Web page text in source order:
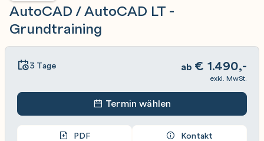
AutoCAD / AutoCAD LT -
Grundtraining
3 Tage ab € 1.490,-
exkl. MwSt.
Termin wählen
PDF Kontakt